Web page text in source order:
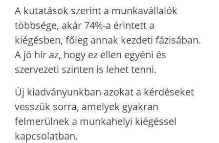
A kutatások szerint a munkavállalók
többsége, akár 74%-a érintett a
kiégésben, főleg annak kezdeti fázisában.
A jó hír az, hogy ez ellen egyéni és
szervezeti szinten is lehet tenni.
Új kiadványunkban azokat a kérdéseket
vesszük sorra, amelyek gyakran
felmerülnek a munkahelyi kiégéssel
kapcsolatban.